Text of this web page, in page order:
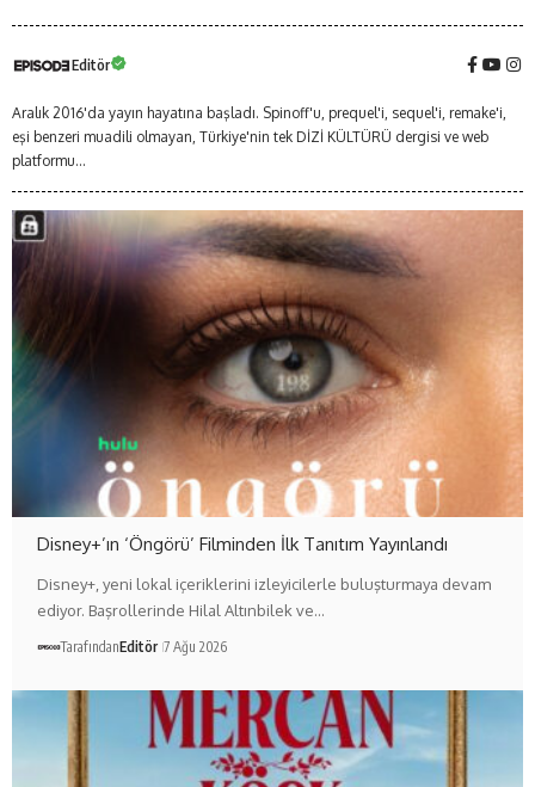
Editör
Aralık 2016'da yayın hayatına başladı. Spinoff'u, prequel'i, sequel'i, remake'i,
eşi benzeri muadili olmayan, Türkiye'nin tek DİZİ KÜLTÜRÜ dergisi ve web
platformu...
Disney+’ın ‘Öngörü’ Filminden İlk Tanıtım Yayınlandı
Disney+, yeni lokal içeriklerini izleyicilerle buluşturmaya devam
ediyor. Başrollerinde Hilal Altınbilek ve…
TarafındanEditör 7 Ağu 2026